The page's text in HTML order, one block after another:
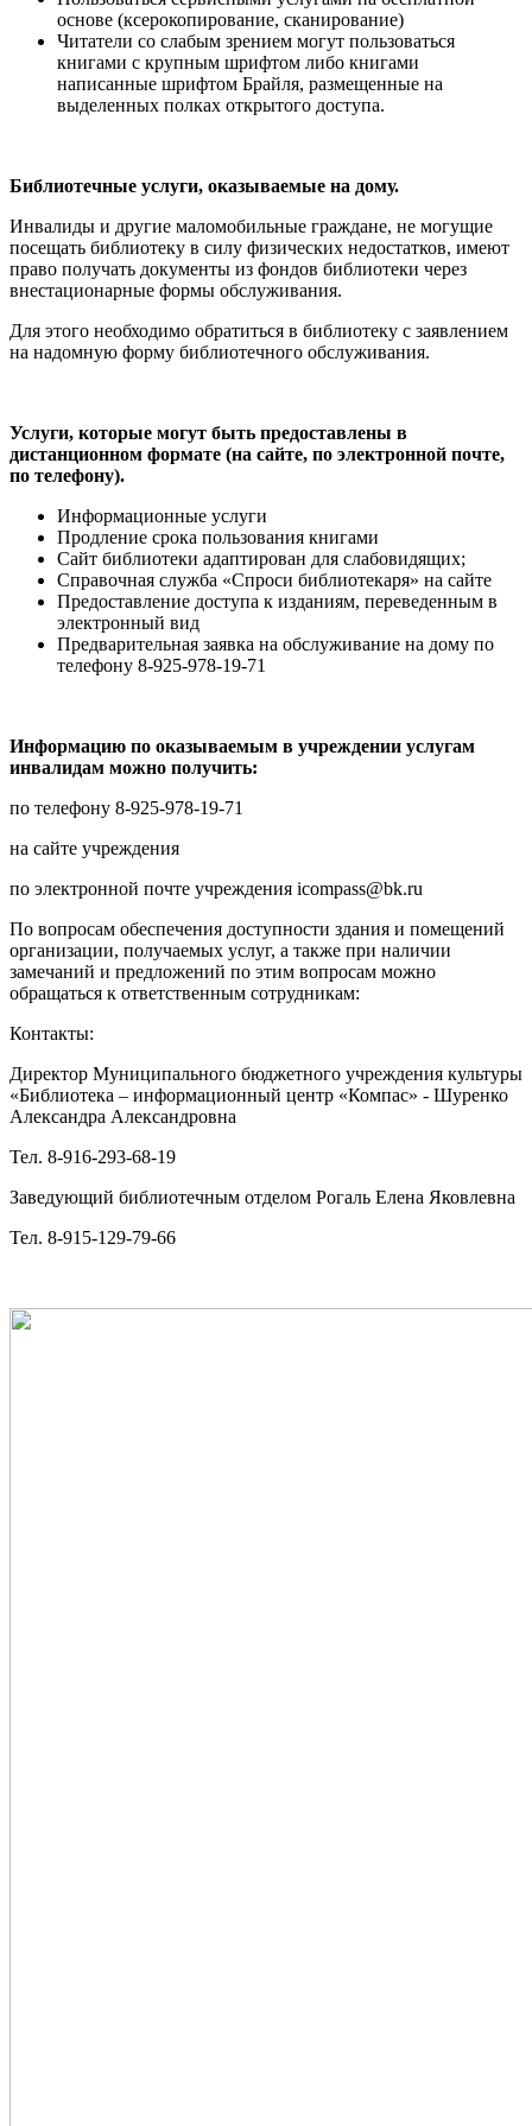
основе (ксерокопирование, сканирование)
Читатели со слабым зрением могут пользоваться
книгами с крупным шрифтом либо книгами
написанные шрифтом Брайля, размещенные на
выделенных полках открытого доступа.
Библиотечные услуги, оказываемые на дому.
Инвалиды и другие маломобильные граждане, не могущие
посещать библиотеку в силу физических недостатков, имеют
право получать документы из фондов библиотеки через
внестационарные формы обслуживания.
Для этого необходимо обратиться в библиотеку с заявлением
на надомную форму библиотечного обслуживания.
Услуги, которые могут быть предоставлены в
дистанционном формате (на сайте, по электронной почте,
по телефону).
Информационные услуги
Продление срока пользования книгами
Сайт библиотеки адаптирован для слабовидящих;
Справочная служба «Спроси библиотекаря» на сайте
Предоставление доступа к изданиям, переведенным в
электронный вид
Предварительная заявка на обслуживание на дому по
телефону 8-925-978-19-71
Информацию по оказываемым в учреждении услугам
инвалидам можно получить:
по телефону 8-925-978-19-71
на сайте учреждения
по электронной почте учреждения icompass@bk.ru
По вопросам обеспечения доступности здания и помещений
организации, получаемых услуг, а также при наличии
замечаний и предложений по этим вопросам можно
обращаться к ответственным сотрудникам:
Контакты:
Директор Муниципального бюджетного учреждения культуры
«Библиотека – информационный центр «Компас» - Шуренко
Александра Александровна
Тел. 8-916-293-68-19
Заведующий библиотечным отделом Рогаль Елена Яковлевна
Тел. 8-915-129-79-66